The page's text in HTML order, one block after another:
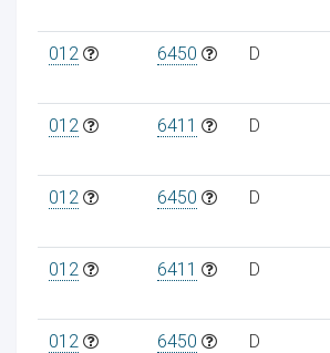
012 6450 D
012 6411 D
012 6450 D
012 6411 D
012 6450 D